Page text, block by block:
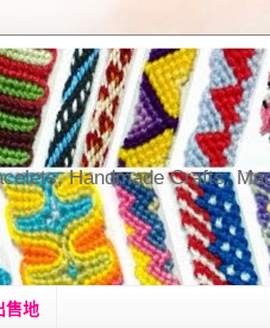
Handmade Crafts,
售地